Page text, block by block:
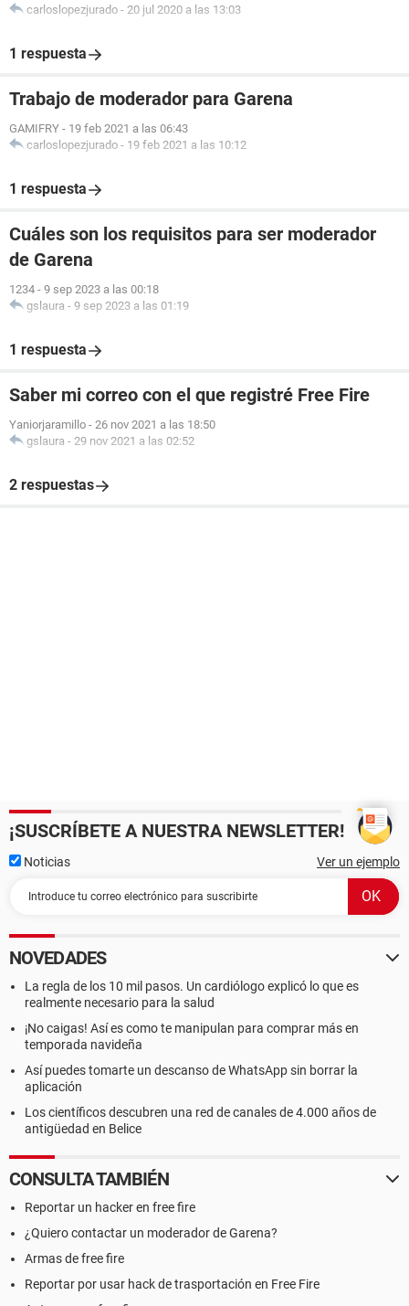
carloslopezjurado - 20 jul 2020 a las 13:03
1 respuesta
Trabajo de moderador para Garena
GAMIFRY - 19 feb 2021 a las 06:43
carloslopezjurado - 19 feb 2021 a las 10:12
1 respuesta
Cuáles son los requisitos para ser moderador
de Garena
1234 - 9 sep 2023 a las 00:18
gslaura - 9 sep 2023 a las 01:19
1 respuesta
Saber mi correo con el que registré Free Fire
Yaniorjaramillo - 26 nov 2021 a las 18:50
gslaura - 29 nov 2021 a las 02:52
2 respuestas
¡SUSCRÍBETE A NUESTRA NEWSLETTER!
Noticias Ver un ejemplo
NOVEDADES
La regla de los 10 mil pasos. Un cardiólogo explicó lo que es
realmente necesario para la salud
¡No caigas! Así es como te manipulan para comprar más en
temporada navideña
Así puedes tomarte un descanso de WhatsApp sin borrar la
aplicación
Los científicos descubren una red de canales de 4.000 años de
antigüedad en Belice
CONSULTA TAMBIÉN
Reportar un hacker en free fire
¿Quiero contactar un moderador de Garena?
Armas de free fire
Reportar por usar hack de trasportación en Free Fire